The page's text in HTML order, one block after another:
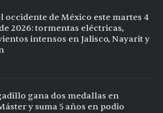
occidente de México este martes 4
2026: tormentas eléctricas,
intensos en Jalisco, Nayarit y
gana dos medallas en
y suma 5 años en podio